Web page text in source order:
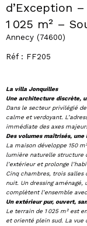
d’Exception
1 025 m² –
Annecy (74600)
Réf : FF205
La villa Jonquilles
Une architecture discrète,
Dans le secteur privilégié
calme et verdoyant.
immédiate des axes
Des volumes maîtrisés,
La maison développe 150
lumière naturelle structure
l’extérieur et prolonge
Cinq chambres, trois salles
nuit. Un dressing
complètent l’ensemble
Un extérieur pur, ouvert,
Le terrain de 1 025 m² est
et orienté plein sud. La vue